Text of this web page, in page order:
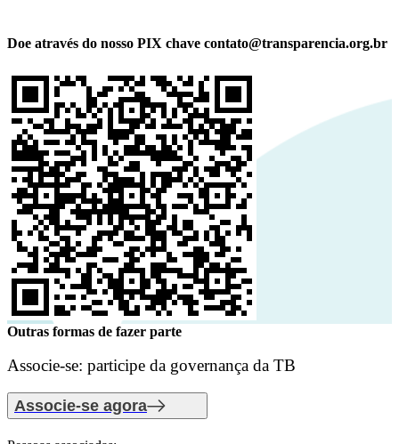
Doe através do nosso PIX chave contato@transparencia.org.br
Outras formas de fazer parte
Associe-se: participe da governança da TB
Associe-se agora